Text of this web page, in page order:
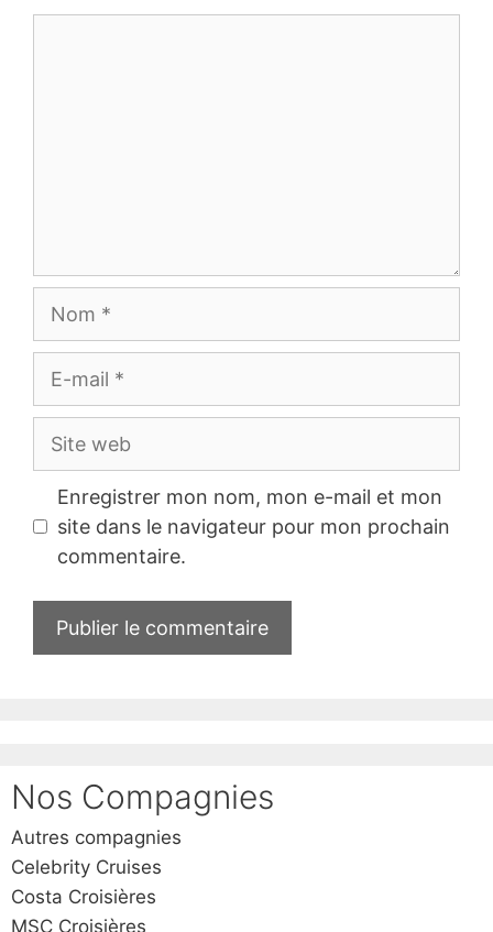
Site
web
Enregistrer mon nom, mon e-mail et mon
site dans le navigateur pour mon prochain
commentaire.
Nos Compagnies
Autres compagnies
Celebrity Cruises
Costa Croisières
MSC Croisières